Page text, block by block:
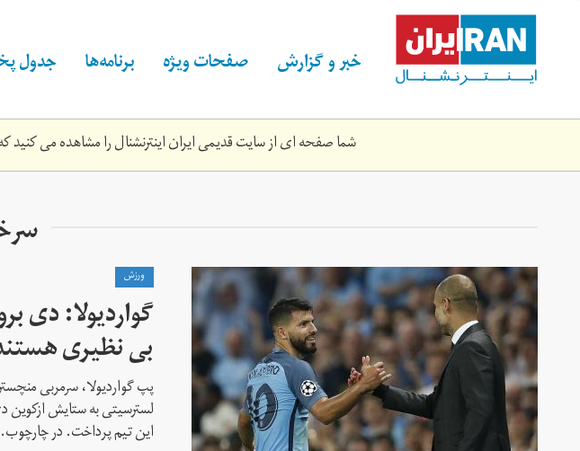
content خبر و گزارش صفحات ویژه برنامه‌ها جدول
شما صفحه ای از سایت قدیمی ایران اینترنشنال را مشاهده می
ورزش
گواردیولا: دی
بی نظیری
پپ گواردیولا، سرمربی
لسترسیتی به ستایش ازکوین
این تیم پرداخت. در